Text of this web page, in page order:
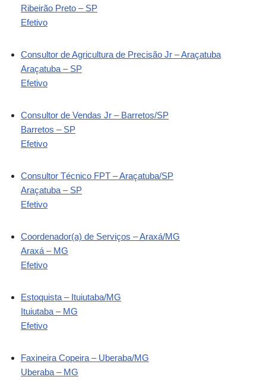
Ribeirão Preto – SP
Efetivo
Consultor de Agricultura de Precisão Jr – Araçatuba
Araçatuba – SP
Efetivo
Consultor de Vendas Jr – Barretos/SP
Barretos – SP
Efetivo
Consultor Técnico FPT – Araçatuba/SP
Araçatuba – SP
Efetivo
Coordenador(a) de Serviços – Araxá/MG
Araxá – MG
Efetivo
Estoquista – Ituiutaba/MG
Ituiutaba – MG
Efetivo
Faxineira Copeira – Uberaba/MG
Uberaba – MG